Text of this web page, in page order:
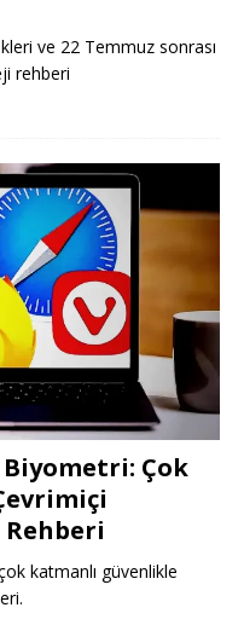
ve 22 Temmuz sonrası
rehberi
Çok
Rehberi
katmanlı güvenlikle